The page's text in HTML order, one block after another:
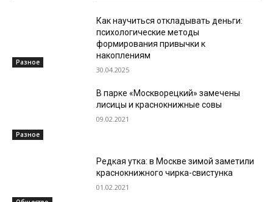
Разное
Как научиться откладывать деньги:
психологические методы
формирования привычки к
накоплениям
30.04.2025
Разное
В парке «Москворецкий» замечены
лисицы и краснокнижные совы
09.02.2021
Редкая утка: в Москве зимой заметили
краснокнижного чирка-свистунка
01.02.2021